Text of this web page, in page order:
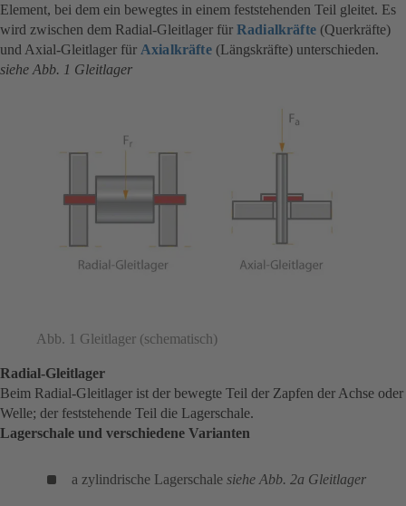
Element, bei dem ein bewegtes in einem feststehenden Teil gleitet. Es
wird zwischen dem Radial-Gleitlager für Radialkräfte(Querkräfte)
und Axial-Gleitlager für Axialkräfte(Längskräfte) unterschieden.
siehe Abb. 1 Gleitlager
Abb. 1 Gleitlager (schematisch)
Radial-Gleitlager
Beim Radial-Gleitlager ist der bewegte Teil der Zapfen der Achse oder
Welle; der feststehende Teil die Lagerschale.
Lagerschale und verschiedene Varianten
a zylindrische Lagerschale siehe Abb. 2a Gleitlager